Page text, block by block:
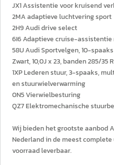
JX1 Assistentie voor kruisend
2MA adaptieve luchtvering sport
2H9 Audi drive select
6I6 Adaptieve cruise-
58U Audi Sportvelgen, 10-
Zwart, 10,0J x 23, banden 285/35
1XP Lederen stuur, 3-spaaks,
en stuurwielverwarming
0N5 Vierwielbesturing
QZ7 Elektromechanische
Wij bieden het grootste aanbod
Nederland in de meest
voorraad leverbaar.